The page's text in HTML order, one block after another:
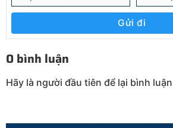
Gửi đi
0 bình luận
Hãy là người đầu tiên để lại bình